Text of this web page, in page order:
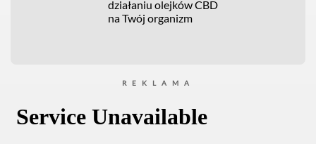
działaniu olejków CBD
na Twój organizm
REKLAMA